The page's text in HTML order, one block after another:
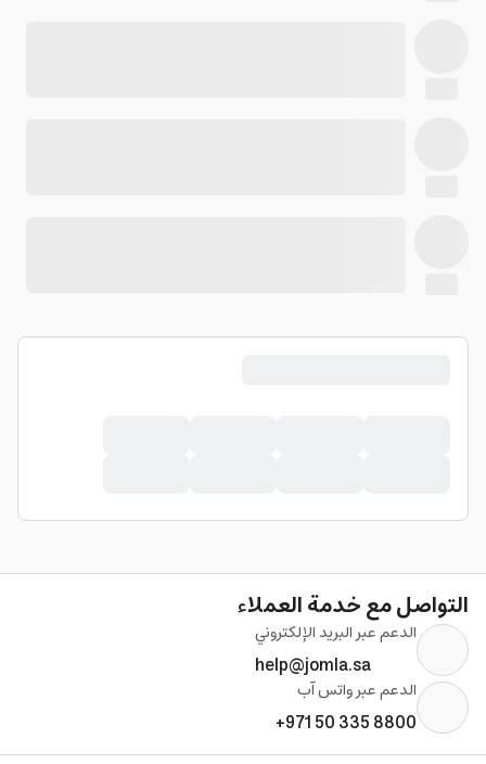
التواصل مع خدمة العملاء
الدعم عبر البريد الإلكتروني
help@jomla.sa
الدعم عبر واتس آب
+971 50 335 8800